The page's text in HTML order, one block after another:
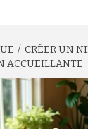
CRÉER UN
ACCUEILLANTE